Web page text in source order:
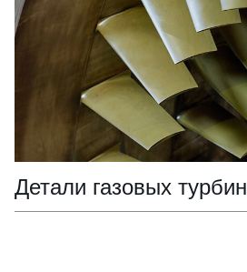
Детали газовых турбин